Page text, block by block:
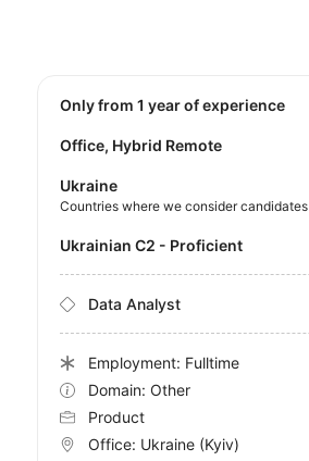
Only from 1 year of experience
Office, Hybrid Remote
Ukraine
Countries where we consider candidates
Ukrainian C2 - Proficient
Data Analyst
Employment: Fulltime
Domain: Other
Product
Office: Ukraine (Kyiv)